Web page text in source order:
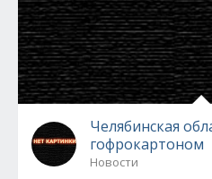
Челябинская
гофрокартоном
Новости